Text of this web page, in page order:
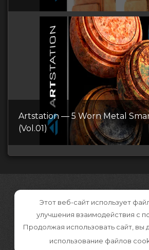
Artstation — 5 Worn Metal
(Vol.01)
Этот веб-сайт использует
улучшения взаимодействия с
Продолжая использовать сайт, вы
использование файлов